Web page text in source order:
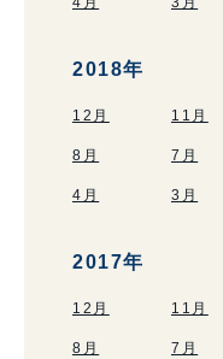
2018年
12月 11月
8月 7月
4月 3月
2017年
12月 11月
8月 7月